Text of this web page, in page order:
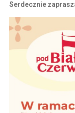
Serdecznie